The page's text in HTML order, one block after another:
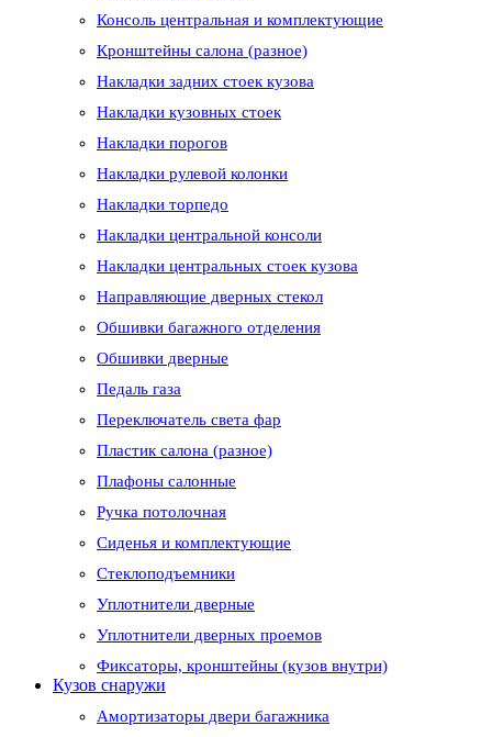
Консоль центральная и комплектующие
Кронштейны салона (разное)
Накладки задних стоек кузова
Накладки кузовных стоек
Накладки порогов
Накладки рулевой колонки
Накладки торпедо
Накладки центральной консоли
Накладки центральных стоек кузова
Направляющие дверных стекол
Обшивки багажного отделения
Обшивки дверные
Педаль газа
Переключатель света фар
Пластик салона (разное)
Плафоны салонные
Ручка потолочная
Сиденья и комплектующие
Стеклоподъемники
Уплотнители дверные
Уплотнители дверных проемов
Фиксаторы, кронштейны (кузов внутри)
Кузов снаружи
Амортизаторы двери багажника